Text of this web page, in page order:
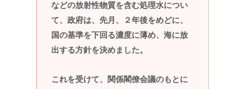
などの放射性物質を含む処理水につい
て、政府は、先月、２年後をめどに、
国の基準を下回る濃度に薄め、海に放
出する方針を決めました。
これを受けて、関係閣僚会議のもとに